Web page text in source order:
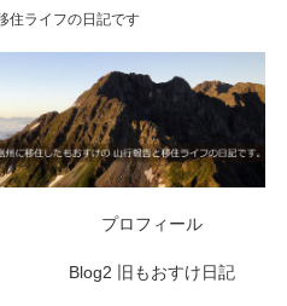
住ライフの日記です
プロフィール
Blog2 旧もおすけ日記